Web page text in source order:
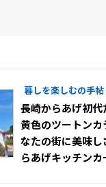
暮しを楽しむの手帖
長崎からあげ初
黄色のツートン
なたの街に美味
らあげキッチンカ